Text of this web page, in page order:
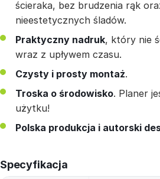
ścieraka, bez brudzenia rąk
nieestetycznych śladów.
Praktyczny nadruk, który nie
wraz z upływem czasu.
Czysty i prosty montaż.
Troska o środowisko. Planer
użytku!
Polska produkcja i autorski
Specyfikacja